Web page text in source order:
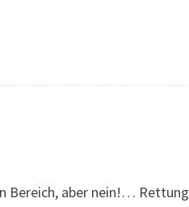
Bereich, aber nein!… Rettung